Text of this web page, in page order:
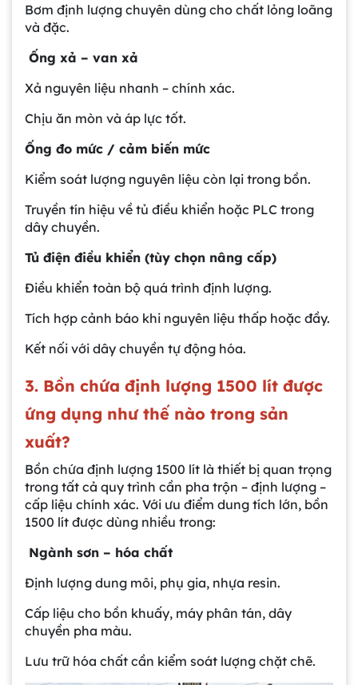
Bơm định lượng chuyên dùng cho chất lỏng loãng
và đặc.
Ống xả – van xả
Xả nguyên liệu nhanh – chính xác.
Chịu ăn mòn và áp lực tốt.
Ống đo mức / cảm biến mức
Kiểm soát lượng nguyên liệu còn lại trong bồn.
Truyền tín hiệu về tủ điều khiển hoặc PLC trong
dây chuyền.
Tủ điện điều khiển (tùy chọn nâng cấp)
Điều khiển toàn bộ quá trình định lượng.
Tích hợp cảnh báo khi nguyên liệu thấp hoặc đầy.
Kết nối với dây chuyền tự động hóa.
3. Bồn chứa định lượng 1500 lít được
ứng dụng như thế nào trong sản
xuất?
Bồn chứa định lượng 1500 lít là thiết bị quan trọng
trong tất cả quy trình cần pha trộn – định lượng –
cấp liệu chính xác. Với ưu điểm dung tích lớn, bồn
1500 lít được dùng nhiều trong:
Ngành sơn – hóa chất
Định lượng dung môi, phụ gia, nhựa resin.
Cấp liệu cho bồn khuấy, máy phân tán, dây
chuyền pha màu.
Lưu trữ hóa chất cần kiểm soát lượng chặt chẽ.